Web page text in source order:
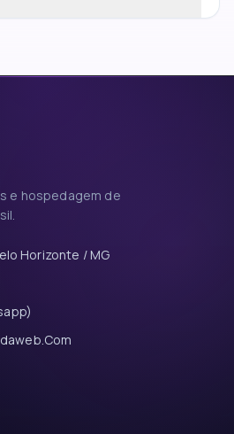
e hospedagem de
Horizonte / MG